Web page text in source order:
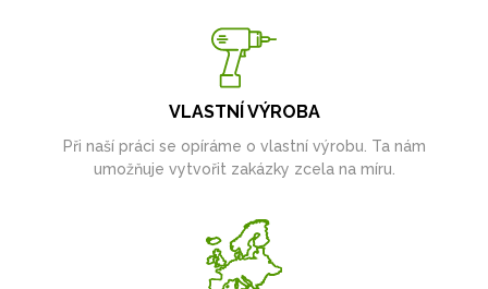
VLASTNÍ VÝROBA
Při naší práci se opíráme o vlastní výrobu. Ta nám
umožňuje vytvořit zakázky zcela na míru.